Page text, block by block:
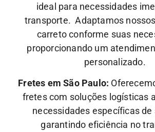
ideal para necessidades
transporte. Adaptamos
carreto conforme suas
proporcionando um
personalizado.
Fretes em São Paulo:
fretes com soluções logísticas
necessidades específicas de
garantindo eficiência no